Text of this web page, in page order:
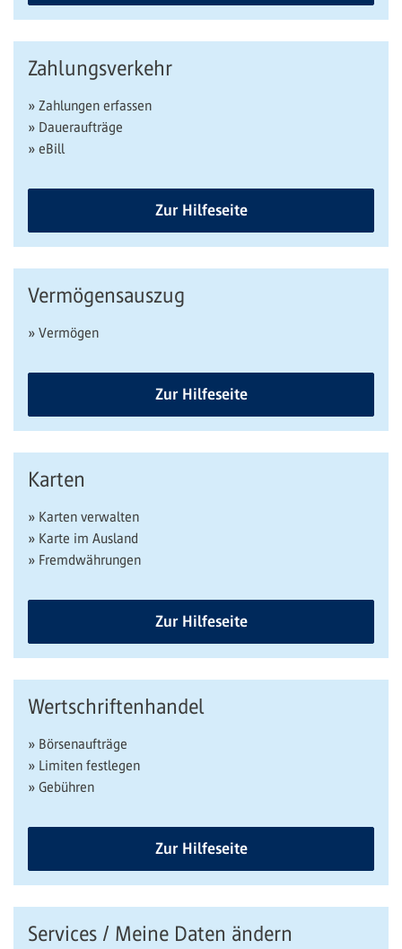
Zahlungsverkehr
» Zahlungen erfassen
» Daueraufträge
» eBill
Zur Hilfeseite
Vermögensauszug
» Vermögen
Zur Hilfeseite
Karten
» Karten verwalten
» Karte im Ausland
» Fremdwährungen
Zur Hilfeseite
Wertschriftenhandel
» Börsenaufträge
» Limiten festlegen
» Gebühren
Zur Hilfeseite
Services / Meine Daten ändern